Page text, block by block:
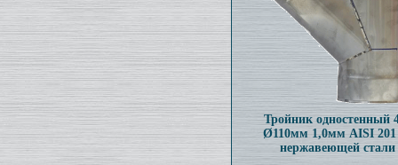
Тройник одностенный
Ø110мм 1,0мм AISI 201
нержавеющей стали